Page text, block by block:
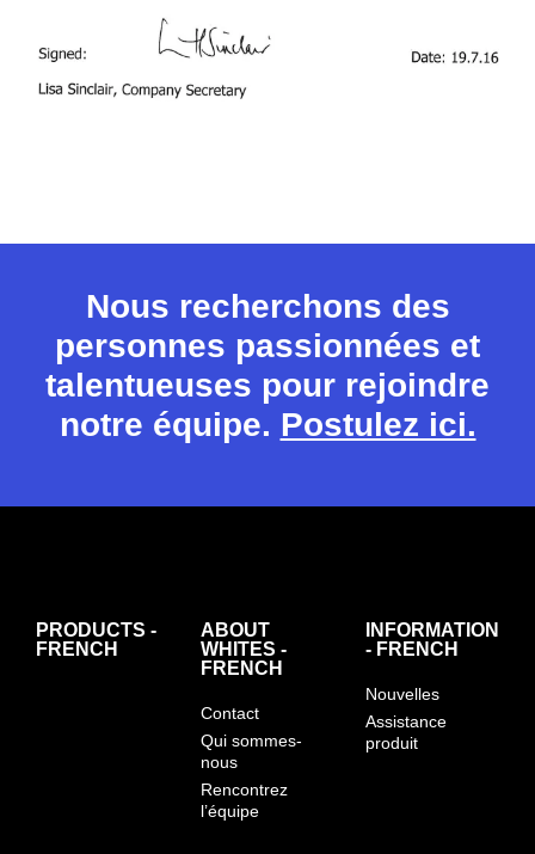
Nous recherchons des
personnes passionnées et
talentueuses pour rejoindre
notre équipe. Postulez ici.
PRODUCTS -
FRENCH
ABOUT
WHITES -
FRENCH
Contact
Qui sommes-
nous
Rencontrez
l’équipe
INFORMATION
- FRENCH
Nouvelles
Assistance
produit